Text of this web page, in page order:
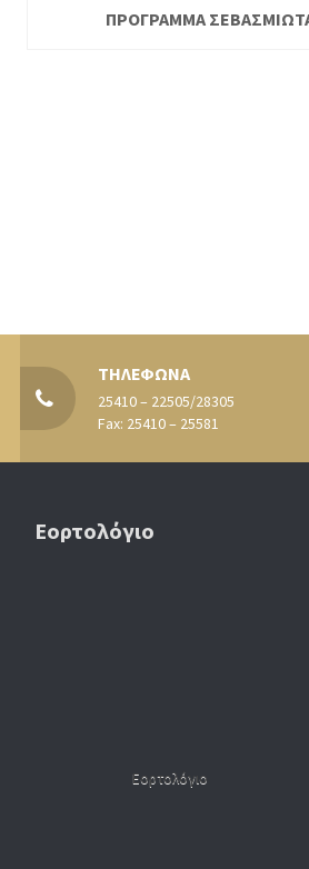
ΠΡΟΓΡΑΜΜΑ
ΤΗΛΕΦΩΝΑ
25410 – 22505/28305
Fax: 25410 – 25581
Εορτολόγιο
Εορτολόγιο